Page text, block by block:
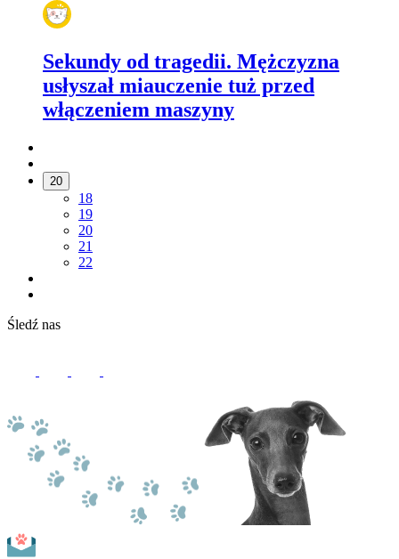
Sekundy od tragedii. Mężczyzna
usłyszał miauczenie tuż przed
włączeniem maszyny
20
18
19
20
21
22
Śledź nas